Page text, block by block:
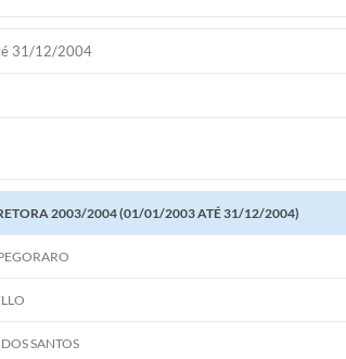
31/12/2004
2003/2004 (01/01/2003 ATÉ 31/12/2004)
SANTOS